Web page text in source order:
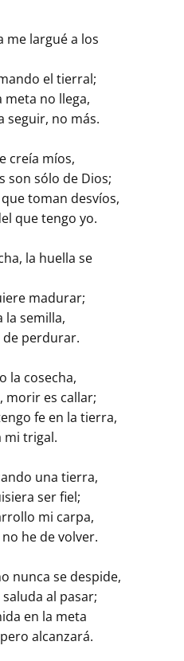
me largué a los
el tierral;
meta no llega,
seguir, no más.
creía míos,
son sólo de Dios;
toman desvíos,
que tengo yo.
la huella se
madurar;
la semilla,
de perdurar.
la cosecha,
morir es callar;
fe en la tierra,
mi trigal.
una tierra,
ser fiel;
mi carpa,
he de volver.
nunca se despide,
al pasar;
en la meta
alcanzará.